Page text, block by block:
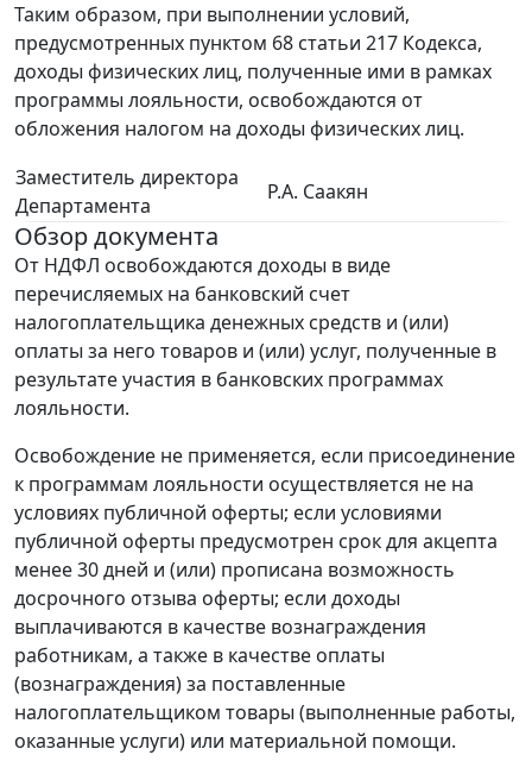
Таким образом, при выполнении условий,
предусмотренных пунктом 68 статьи 217 Кодекса,
доходы физических лиц, полученные ими в рамках
программы лояльности, освобождаются от
обложения налогом на доходы физических лиц.
Заместитель директора
Департамента
Р.А. Саакян
Обзор документа
От НДФЛ освобождаются доходы в виде
перечисляемых на банковский счет
налогоплательщика денежных средств и (или)
оплаты за него товаров и (или) услуг, полученные в
результате участия в банковских программах
лояльности.
Освобождение не применяется, если присоединение
к программам лояльности осуществляется не на
условиях публичной оферты; если условиями
публичной оферты предусмотрен срок для акцепта
менее 30 дней и (или) прописана возможность
досрочного отзыва оферты; если доходы
выплачиваются в качестве вознаграждения
работникам, а также в качестве оплаты
(вознаграждения) за поставленные
налогоплательщиком товары (выполненные работы,
оказанные услуги) или материальной помощи.